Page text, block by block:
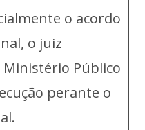
o acordo
o juiz
Público
perante o